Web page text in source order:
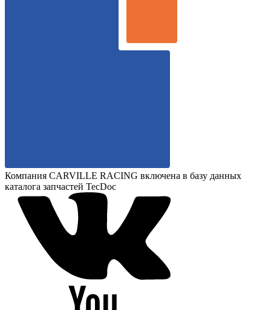
Компания CARVILLE RACING включена в базу данных
каталога запчастей TecDoc